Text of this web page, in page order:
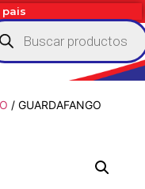
pais
/ GUARDAFANGO